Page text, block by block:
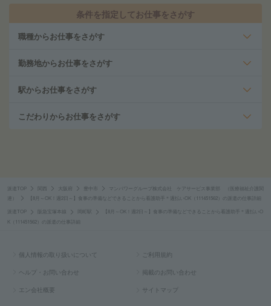
条件を指定してお仕事をさがす
職種からお仕事をさがす
勤務地からお仕事をさがす
駅からお仕事をさがす
こだわりからお仕事をさがす
派遣TOP 関西 大阪府 豊中市
マンパワーグループ株式会社 ケアサービス事業部 （医療福祉介護関
連）
【8月～OK！週2日～】食事の準備などできることから看護助手＊週払いOK（111451562）の派遣の仕事詳細
派遣TOP 阪急宝塚本線 岡町駅
【8月～OK！週2日～】食事の準備などできることから看護助手＊週払いO
K（111451562）の派遣の仕事詳細
個人情報の取り扱いについて ご利用規約
ヘルプ・お問い合わせ 掲載のお問い合わせ
エン会社概要 サイトマップ